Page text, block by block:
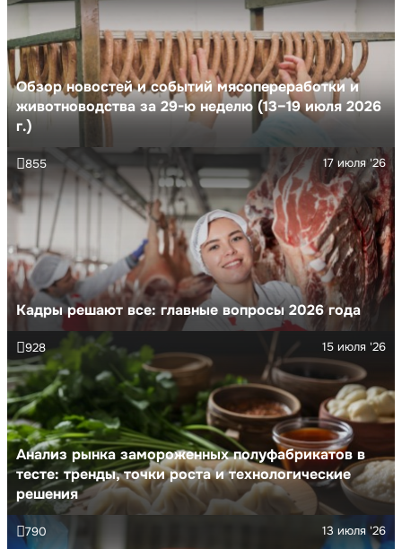
Обзор новостей и событий мясопереработки и
животноводства за 29-ю неделю (13–19 июля 2026
г.)
Кадры решают все: главные вопросы 2026 года
17 июля '26
855
Анализ рынка замороженных полуфабрикатов в
тесте: тренды, точки роста и технологические
решения
15 июля '26
928
13 июля '26
790